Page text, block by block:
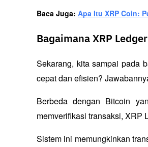
Baca Juga: Apa Itu XRP Coin:
Bagaimana XRP
Sekarang, kita sampai pada
cepat dan efisien?
Berbeda dengan Bitcoin
memverifikasi transaksi, XRP
Sistem ini memungkinkan